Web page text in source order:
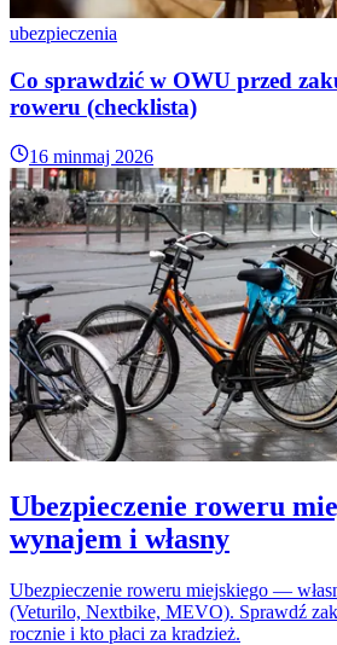
ubezpieczenia
Co sprawdzić w OWU przed
roweru (checklista)
16 minmaj 2026
Ubezpieczenie roweru
wynajem i własny
Ubezpieczenie roweru miejskiego —
(Veturilo, Nextbike, MEVO). Sprawdź
rocznie i kto płaci za kradzież.